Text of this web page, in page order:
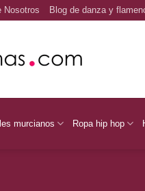
Nosotros Blog de danza y
murcianos Ropa hip hop